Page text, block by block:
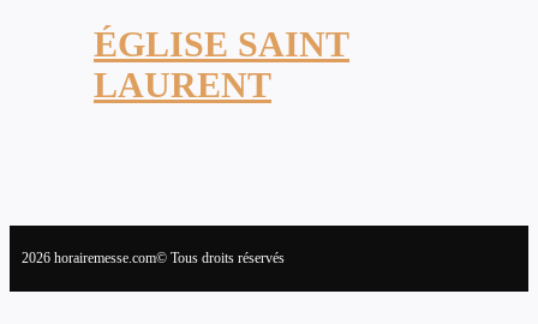
ÉGLISE SAINT
LAURENT
2026 horairemesse.com© Tous droits réservés